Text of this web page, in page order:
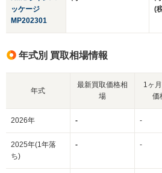
ッケージ
MP202301
(
年式別 買取相場情報
年式
最新買取価格相
場
1ヶ
価
2026年 - -
2025年(1年落
ち)
- -